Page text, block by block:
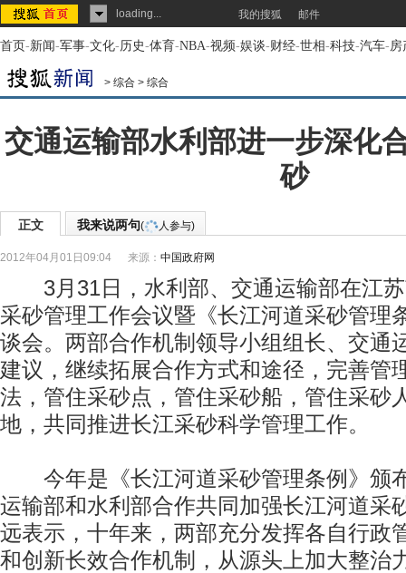
loading... 我的搜狐 邮件
首页-新闻-军事-文化-历史-体育-NBA-视频-娱谈-财经-世相-科技-汽车-房
> 综合 > 综合
交通运输部水利部进一步深化
砂
正文 我来说两句( 人参与)
2012年04月01日09:04 来源： 中国政府网
3月31日，水利部、交通运输部在江苏
采砂管理工作会议暨《长江河道采砂管理
谈会。两部合作机制领导小组组长、交通
建议，继续拓展合作方式和途径，完善管
法，管住采砂点，管住采砂船，管住采砂
地，共同推进长江采砂科学管理工作。
今年是《长江河道采砂管理条例》颁
运输部和水利部合作共同加强长江河道采
远表示，十年来，两部充分发挥各自行政
和创新长效合作机制，从源头上加大整治